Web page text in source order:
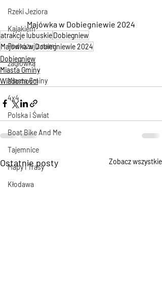
Rzeki Jeziora
Kajakiem
Podróżuj z nami
żaglówką
Miasta Gminy
4x4
Polska i Świat
Boat Bike And Me
Tajemnice
Mapy i Trasy
Kłodawa
Majówka w Dobiegniewie 2024
atrakcje lubuskieDobiegniew
Majówka w Dobiegniewie 2024
Dobiegniew
Miasta Gminy
Wiadomości
Ostatnie posty Zobacz wszystkie